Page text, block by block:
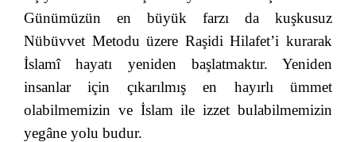
Günümüzün en büyük farzı da kuşkusuz
Nübüvvet Metodu üzere Raşidi Hilafet’i kurarak
İslamî hayatı yeniden başlatmaktır. Yeniden
insanlar için çıkarılmış en hayırlı ümmet
olabilmemizin ve İslam ile izzet bulabilmemizin
yegâne yolu budur.